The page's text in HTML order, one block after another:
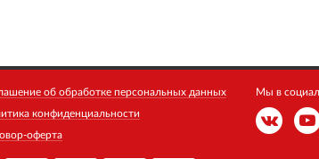
об обработке персональных данных
конфиденциальности
оферта
Мы в